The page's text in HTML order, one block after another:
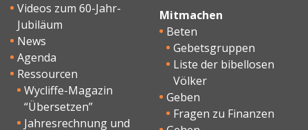
Videos zum 60-Jahr-
Jubiläum
News
Agenda
Ressourcen
Wycliffe-Magazin
“Übersetzen”
Jahresrechnung und
Mitmachen
Beten
Gebetsgruppen
Liste der bibellosen
Völker
Geben
Fragen zu Finanzen